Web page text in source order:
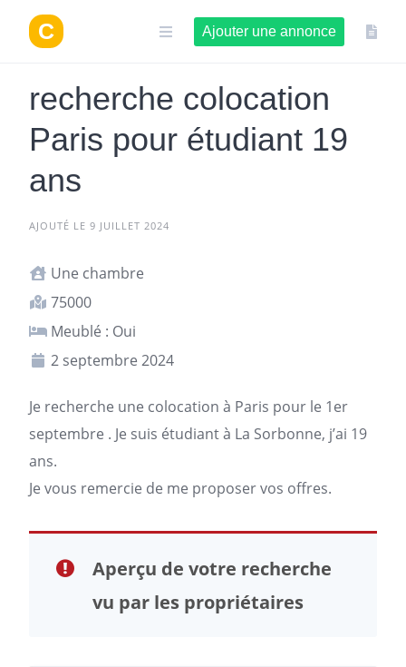
contenu
Ajouter une annonce
recherche colocation
Paris pour étudiant 19
ans
AJOUTÉ LE 9 JUILLET 2024
Une chambre
75000
Meublé : Oui
2 septembre 2024
Je recherche une colocation à Paris pour le 1er
septembre . Je suis étudiant à La Sorbonne, j’ai 19
ans.
Je vous remercie de me proposer vos offres.
Aperçu de votre recherche
vu par les propriétaires